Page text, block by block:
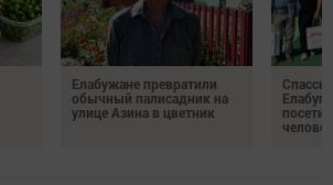
Елабужане превратили
обычный палисадник на
улице Азина в цветник
человек